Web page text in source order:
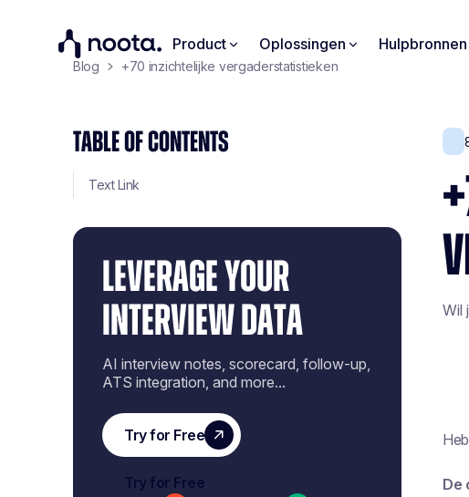
Product Oplossingen Hulpbronnen
Blog +70 inzichtelijke vergaderstatistieken
TABLE OF CONTENTS
Text Link
LEVERAGE YOUR
INTERVIEW DATA
AI interview notes, scorecard, follow-up,
ATS integration, and more...
Wil
De